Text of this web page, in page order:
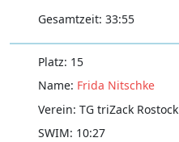
33:55
15
Frida Nitschke
TG triZack Rostock
10:27